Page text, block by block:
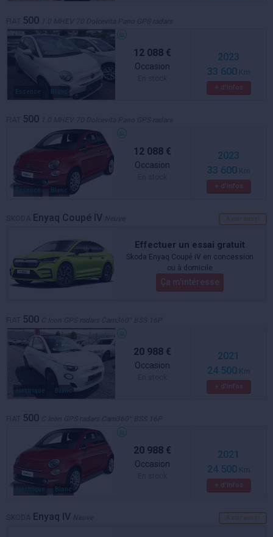
500
Essence Blanc
12 088 €
Occasion
2023
33 600Km
+ d'infos
500
Essence Blanc
12 088 €
Occasion
2023
33 600Km
+ d'infos
Enyaq Coupé IV A voir aussi
Effectuer un essai gratuit
Skoda Enyaq Coupé iV en concession
ou à domicile
Ça m'intéresse
500
électrique Blanc
20 988 €
Occasion
2021
24 500Km
+ d'infos
500
électrique Blanc
20 988 €
Occasion
2021
24 500Km
+ d'infos
Enyaq IV A voir aussi